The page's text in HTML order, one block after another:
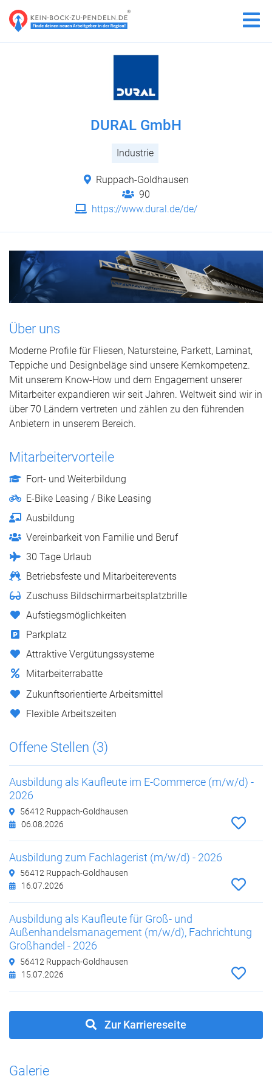
DURAL GmbH
Industrie
Ruppach-Goldhausen
90
https://www.dural.de/de/
Über uns
Moderne Profile für Fliesen, Natursteine, Parkett, Laminat,
Teppiche und Designbeläge sind unsere Kernkompetenz.
Mit unserem Know-How und dem Engagement unserer
Mitarbeiter expandieren wir seit Jahren. Weltweit sind wir in
über 70 Ländern vertreten und zählen zu den führenden
Anbietern in unserem Bereich.
Mitarbeitervorteile
Fort- und Weiterbildung
E-Bike Leasing / Bike Leasing
Ausbildung
Vereinbarkeit von Familie und Beruf
30 Tage Urlaub
Betriebsfeste und Mitarbeiterevents
Zuschuss Bildschirmarbeitsplatzbrille
Aufstiegsmöglichkeiten
Parkplatz
Attraktive Vergütungssysteme
Mitarbeiterrabatte
Zukunftsorientierte Arbeitsmittel
Flexible Arbeitszeiten
Offene Stellen (3)
Ausbildung als Kaufleute im E-Commerce (m/w/d) -
2026
56412 Ruppach-Goldhausen
06.08.2026
Ausbildung zum Fachlagerist (m/w/d) - 2026
56412 Ruppach-Goldhausen
16.07.2026
Ausbildung als Kaufleute für Groß- und
Außenhandelsmanagement (m/w/d), Fachrichtung
Großhandel - 2026
56412 Ruppach-Goldhausen
15.07.2026
Zur Karriereseite
Galerie